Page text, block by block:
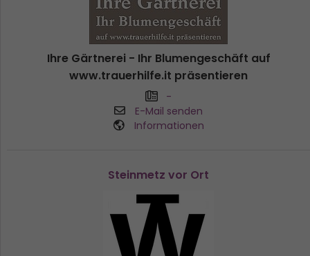
Ihre Gärtnerei - Ihr Blumengeschäft auf
www.trauerhilfe.it präsentieren
-
E-Mail senden
Informationen
Steinmetz vor Ort